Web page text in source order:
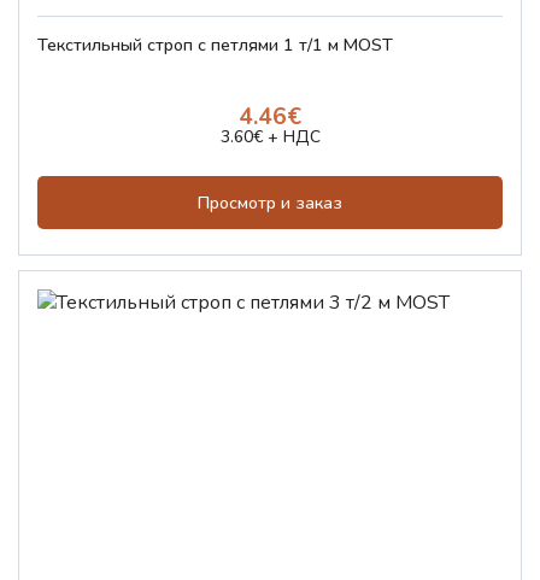
Текстильный строп с петлями 1 т/1 м MOST
4.46€
3.60€ + НДС
Просмотр и заказ